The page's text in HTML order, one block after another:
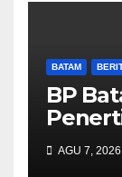
BATAM
BP
Ruang
AGU 7, 2026